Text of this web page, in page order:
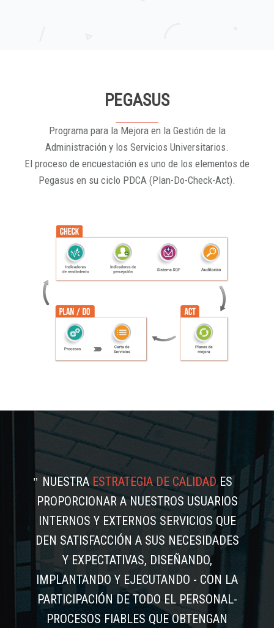
PEGASUS
Programa para la Mejora en la Gestión de la
Administración y los Servicios Universitarios.
El proceso de encuestación es uno de los elementos de
Pegasus en su ciclo PDCA (Plan-Do-Check-Act).
NUESTRAESTRATEGIA DE CALIDADES
PROPORCIONAR A NUESTROS USUARIOS
INTERNOS Y EXTERNOS SERVICIOS QUE
DEN SATISFACCIÓN A SUS NECESIDADES
Y EXPECTATIVAS, DISEÑANDO,
IMPLANTANDO Y EJECUTANDO - CON LA
PARTICIPACIÓN DE TODO EL PERSONAL-
PROCESOS FIABLES QUE OBTENGAN